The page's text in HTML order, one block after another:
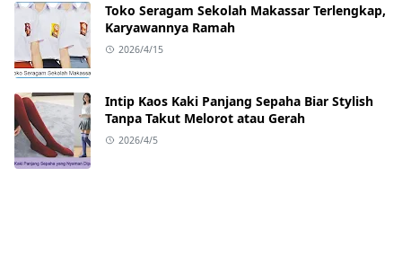
Toko Seragam Sekolah Makassar Terlengkap,
Karyawannya Ramah
2026/4/15
Intip Kaos Kaki Panjang Sepaha Biar Stylish
Tanpa Takut Melorot atau Gerah
2026/4/5